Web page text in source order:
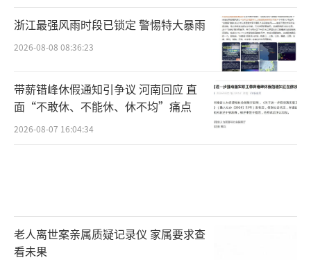
浙江最强风雨时段已锁定 警惕特大暴雨
2026-08-08 08:36:23
带薪错峰休假通知引争议 河南回应 直
面“不敢休、不能休、休不均”痛点
2026-08-07 16:04:34
老人离世案亲属质疑记录仪 家属要求查
看未果